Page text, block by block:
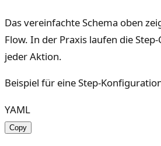
Das vereinfachte Schema oben
Flow. In der Praxis laufen die
jeder Aktion.
Beispiel für eine Step-
YAML
Copy